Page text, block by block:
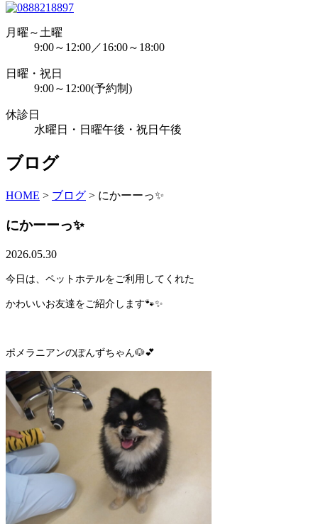
月曜～土曜
9:00～12:00／16:00～18:00
日曜・祝日
9:00～12:00(予約制)
休診日
水曜日・日曜午後・祝日午後
ブログ
HOME > ブログ > にかーーっ✨
にかーーっ✨
2026.05.30
今日は、ペットホテルをご利用してくれた
かわいいお友達をご紹介します🐾✨
ポメラニアンのぽんずちゃん🐶💕